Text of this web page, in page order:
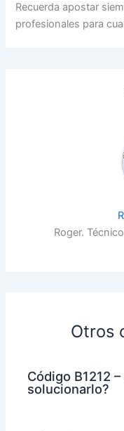
Recuerda apostar
profesionales para
Roger.
Otros
Código B1212
solucionarlo?